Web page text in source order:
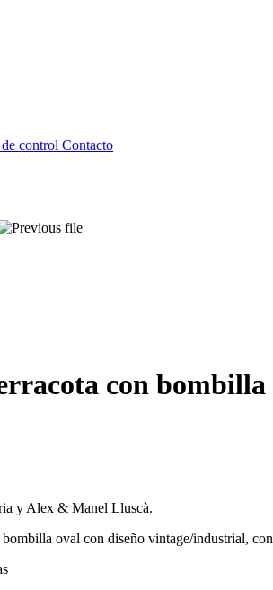
control Contacto
con
y Alex & Manel Lluscà.
bombilla oval con diseño vintage/industrial,